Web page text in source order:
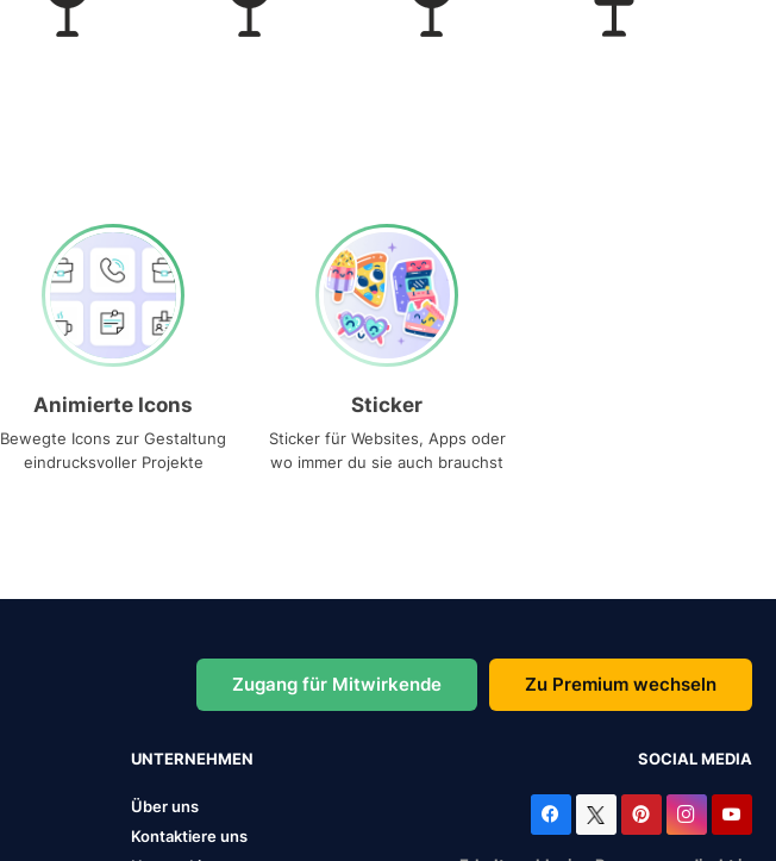
Animierte Icons
Bewegte Icons zur Gestaltung
eindrucksvoller Projekte
Sticker
Sticker für Websites, Apps oder
wo immer du sie auch brauchst
Zugang für Mitwirkende Zu Premium wechseln
UNTERNEHMEN
Über uns
Kontaktiere uns
SOCIAL MEDIA